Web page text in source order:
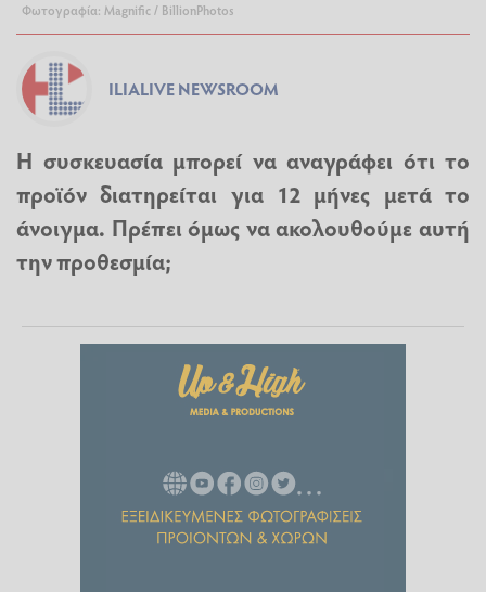
Φωτογραφία: Magnific / BillionPhotos
ILIALIVE NEWSROOM
Η συσκευασία μπορεί να αναγράφει ότι το
προϊόν διατηρείται για 12 μήνες μετά το
άνοιγμα. Πρέπει όμως να ακολουθούμε αυτή
την προθεσμία;